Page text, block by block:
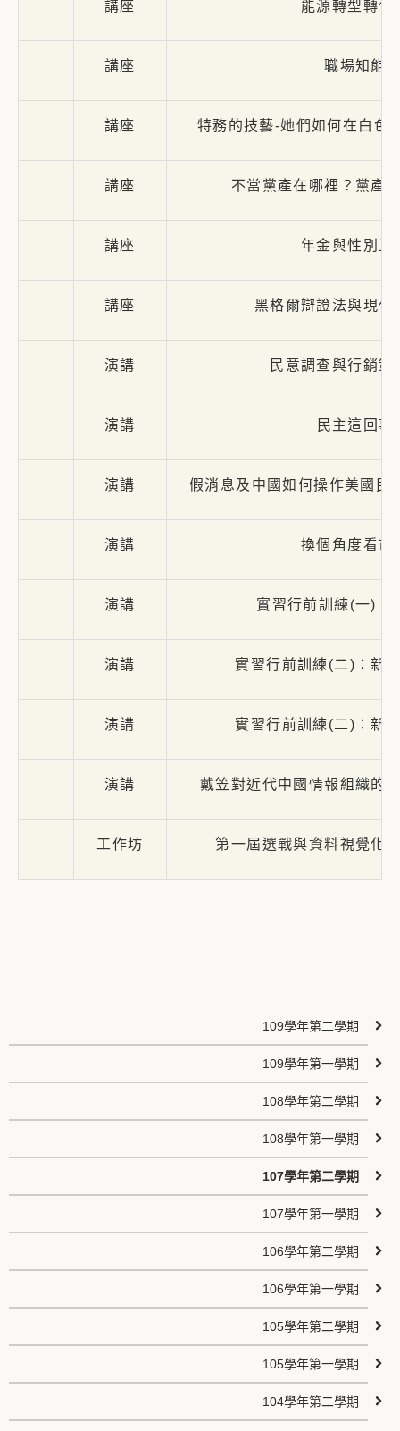
講座 能源轉型轉什
講座 職場知能
講座 特務的技藝-她們如何在白色
講座 不當黨產在哪裡？黨產
講座 年金與性別正
講座 黑格爾辯證法與現代
演講 民意調查與行銷策
演講 民主這回事
演講 假消息及中國如何操作美國民
演講 換個角度看市
演講 實習行前訓練(一)：
演講 實習行前訓練(二)：新
演講 實習行前訓練(二)：新
演講 戴笠對近代中國情報組織的
工作坊 第一屆選戰與資料視覺化
109學年第二學期
109學年第一學期
108學年第二學期
108學年第一學期
107學年第二學期
107學年第一學期
106學年第二學期
106學年第一學期
105學年第二學期
105學年第一學期
104學年第二學期